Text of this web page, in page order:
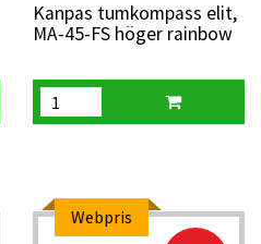
Kanpas tumkompass elit,
MA-45-FS höger rainbow
Webpris